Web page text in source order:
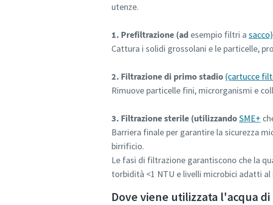
utenze.
1. Prefiltrazione (ad esempio filtri a sacco)
Cattura i solidi grossolani e le particelle,
2. Filtrazione di primo stadio (cartucce
Rimuove particelle fini, microrganismi e
3. Filtrazione sterile (utilizzandoSME+
Barriera finale per garantire la sicurezza
birrificio.
Le fasi di filtrazione garantiscono che la
torbidità <1 NTU e livelli microbici adatti
Dove viene utilizzata l'acqua